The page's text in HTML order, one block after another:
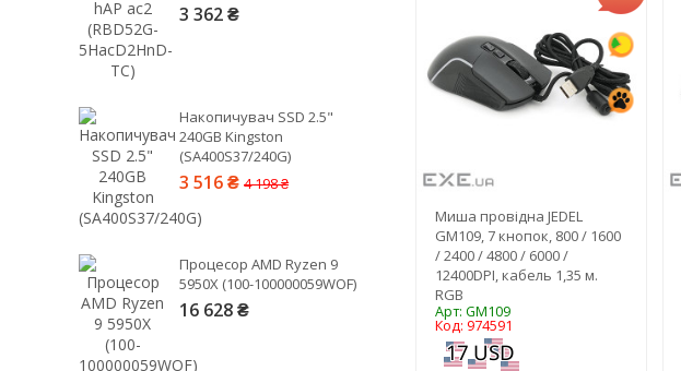
Миша провідна JEDEL
GM109, 7 кнопок, 800 / 1600
/ 2400 / 4800 / 6000 /
12400DPI, кабель 1,35 м.
RGB
Арт: GM109
Код: 974591
3 362 ₴
Накопичувач SSD 2.5"
240GB Kingston
(SA400S37/240G)
3 516 ₴ 4 198 ₴
Процесор AMD Ryzen 9
5950X (100-100000059WOF)
16 628 ₴